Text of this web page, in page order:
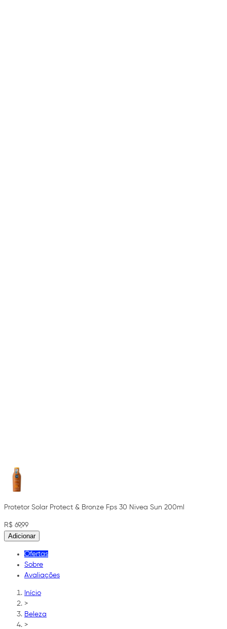
Protetor Solar Protect & Bronze Fps 30 Nivea Sun 200ml
R$ 69,99
Adicionar
Ofertas
Sobre
Avaliações
Início
>
Beleza
>